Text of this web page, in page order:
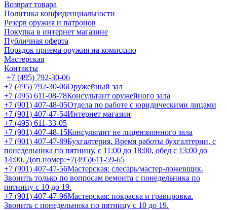
Возврат товара
Политика конфиденциальности
Резерв оружия и патронов
Покупка в интернет магазине
Публичная оферта
Порядок приема оружия на комиссию
Мастерская
Контакты
+7 (495) 792-30-06
+7 (495) 792-30-06Оружейный зал
+7 (495) 611-08-78Консультант оружейного зала
+7 (901) 407-48-05Отдела по работе с юридическими лицами
+7 (901) 407-47-54Интернет магазин
+7 (495) 611-33-05
+7 (901) 407-48-15Консультант не лицензионного зала
+7 (901) 407-47-89Бухгалтерия. Время работы бухгалтерии, с
понедельника по пятницу, с 11:00 до 18:00, обед с 13:00 до
14:00. Доп.номер:+7(495)611-59-65
+7 (901) 407-47-56Мастерская: слесарь/мастер-ложевщик.
Звонить только по вопросам ремонта с понедельника по
пятницу с 10 до 19.
+7 (901) 407-47-96Мастерская: покраска и гравировка.
Звонить с понедельника по пятницу с 10 до 19.